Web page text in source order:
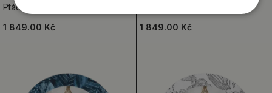
Ptáci a květiny
1 849.00 Kč
1 849.00 Kč